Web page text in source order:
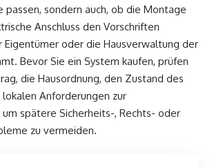
passen, sondern auch, ob die Montage
Anschluss den Vorschriften
Eigentümer oder die Hausverwaltung der
Bevor Sie ein System kaufen, prüfen
die Hausordnung, den Zustand des
Anforderungen zur
spätere Sicherheits-, Rechts- oder
zu vermeiden.